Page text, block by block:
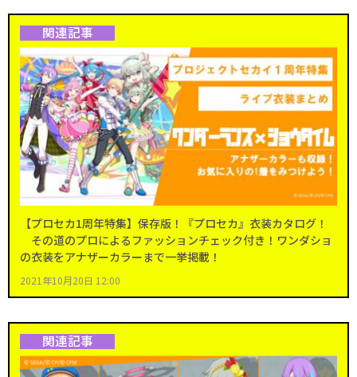
関連記事
【プロセカ1周年特集】保存版！『プロセカ』衣装カタログ！
その道のプロによるファッションチェック付き！ワンダショ
の衣装をアナザーカラーまで一挙掲載！
2021年10月20日 12:00
関連記事